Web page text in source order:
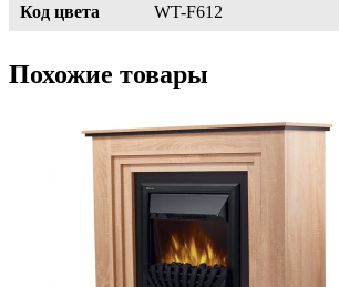
Код цвета WT-F612
Похожие товары